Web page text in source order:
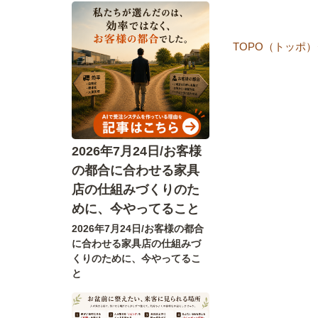
2026年7月24日/お客様
の都合に合わせる家具
店の仕組みづくりのた
めに、今やってること
2026年7月24日/お客様の都合
に合わせる家具店の仕組みづ
くりのために、今やってるこ
と
TOPO（トッポ